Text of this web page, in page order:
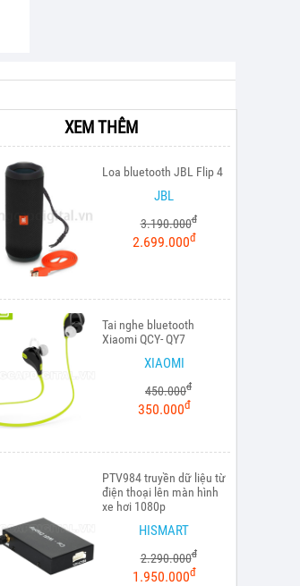
XEM THÊM
Loa bluetooth JBL Flip 4
JBL
3.190.000đ
2.699.000đ
Tai nghe bluetooth
Xiaomi QCY- QY7
XIAOMI
450.000đ
350.000đ
PTV984 truyền dữ liệu từ
điện thoại lên màn hình
xe hơi 1080p
HISMART
2.290.000đ
1.950.000đ